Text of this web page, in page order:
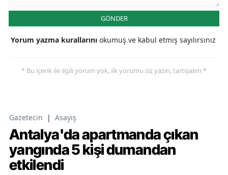
GÖNDER
Yorum yazma kurallarını okumuş ve kabul etmiş sayılırsınız
* Bu içerik ile ilgili yorum yok, ilk yorumu siz yazın, tartışalım *
Gazetecin | Asayiş
Antalya'da apartmanda çıkan
yangında 5 kişi dumandan
etkilendi